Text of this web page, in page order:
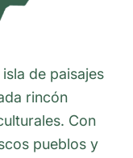
de paisajes
rincón
Con
pueblos y